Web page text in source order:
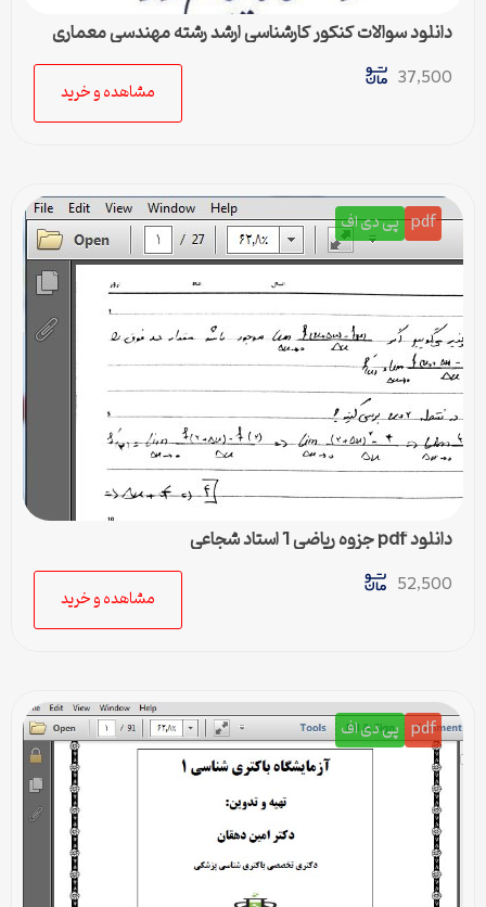
دانلود سوالات کنکور کارشناسی ارشد رشته مهندسی معماری
37,500
مشاهده و خرید
pdf پی دی اف
دانلود pdf جزوه ریاضی 1 استاد شجاعی
52,500
مشاهده و خرید
pdf پی دی اف